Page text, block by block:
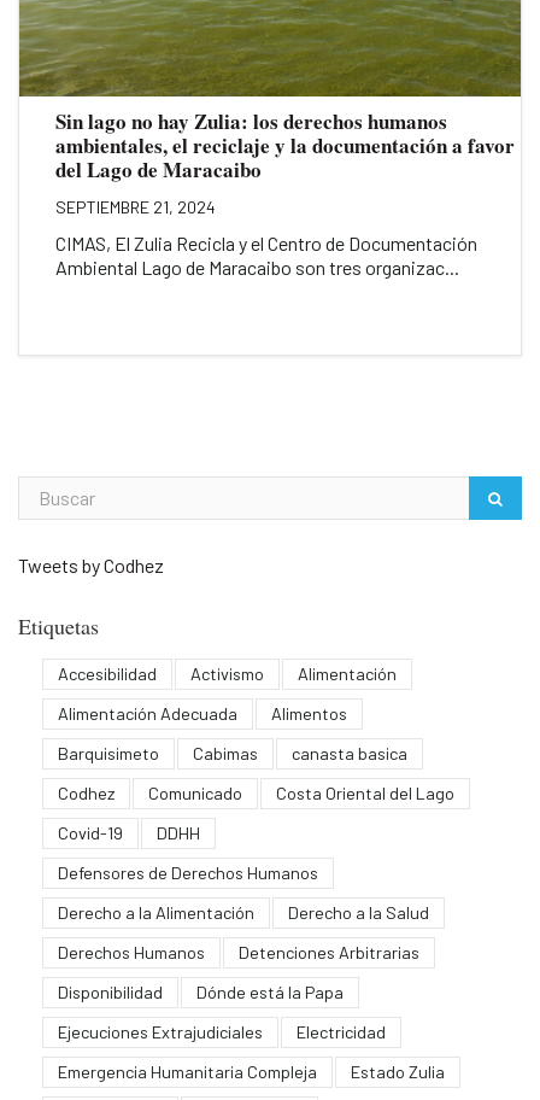
Sin lago no hay Zulia: los derechos humanos
ambientales, el reciclaje y la documentación a favor
del Lago de Maracaibo
SEPTIEMBRE 21, 2024
CIMAS, El Zulia Recicla y el Centro de Documentación
Ambiental Lago de Maracaibo son tres organizac...
Tweets by Codhez
Etiquetas
Accesibilidad Activismo
Alimentación
Alimentación Adecuada
Alimentos
Barquisimeto
Cabimas
canasta basica
Codhez
Comunicado
Costa Oriental del Lago
Covid-19
DDHH
Defensores de Derechos Humanos
Derecho a la Alimentación
Derecho a la Salud
Derechos Humanos
Detenciones Arbitrarias
Disponibilidad
Dónde está la Papa
Ejecuciones Extrajudiciales
Electricidad
Emergencia Humanitaria Compleja
Estado Zulia